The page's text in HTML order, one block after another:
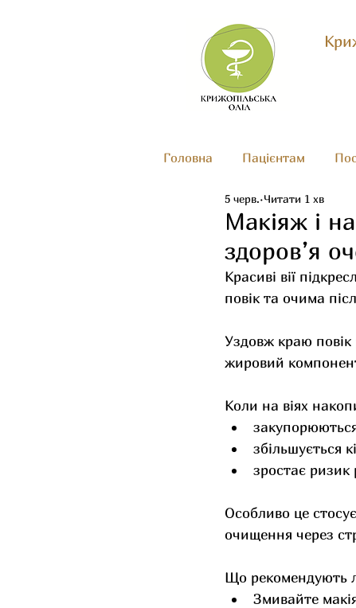
Головна Пацієнтам
Макіяж і
здоров’я
5 черв. Читати 1 хв
Красиві вії
повік та очима
Уздовж краю повік
жировий
Коли на віях
збільшується
зростає ризик
Особливо це
очищення через
Що рекомендують
Змивайте